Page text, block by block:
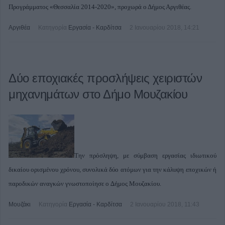
Προγράμματος «Θεσσαλία 2014-2020», προχωρά ο Δήμος Αργιθέας.
Αργιθέα Κατηγορία Εργασία - Καρδίτσα 2 Ιανουαρίου 2018, 14:21
Δύο εποχιακές προσλήψεις χειριστών
μηχανημάτων στο Δήμο Μουζακίου
Την πρόσληψη, με σύμβαση εργασίας ιδιωτικού
δικαίου ορισμένου χρόνου, συνολικά δύο ατόμων για την κάλυψη εποχικών ή
παροδικών αναγκών γνωστοποίησε ο ∆ήμος Μουζακίου.
Μουζάκι Κατηγορία Εργασία - Καρδίτσα 2 Ιανουαρίου 2018, 11:43